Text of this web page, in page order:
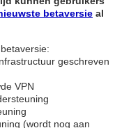
betaversie al
geschreven
VPN
(wordt nog aan